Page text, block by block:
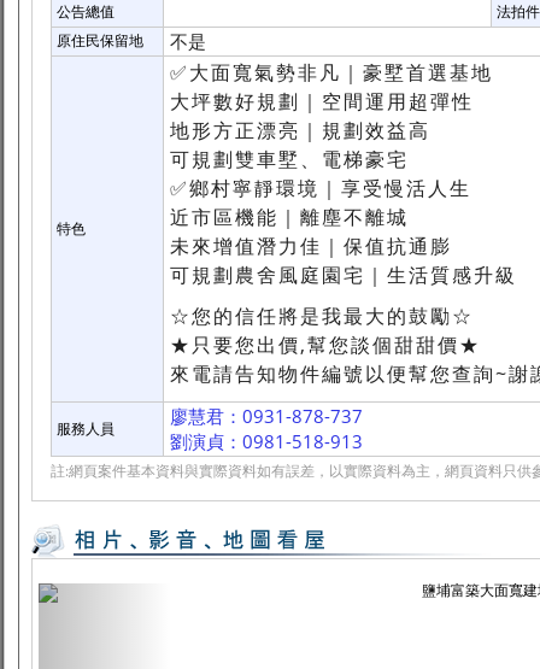
公告總值
法拍件
原住民保留地
不是
特色
✅大面寬氣勢非凡｜豪墅首選基地
大坪數好規劃｜空間運用超彈性
地形方正漂亮｜規劃效益高
可規劃雙車墅、電梯豪宅
✅鄉村寧靜環境｜享受慢活人生
近市區機能｜離塵不離城
未來增值潛力佳｜保值抗通膨
可規劃農舍風庭園宅｜生活質感升級
☆您的信任將是我最大的鼓勵☆
★只要您出價,幫您談個甜甜價★
來電請告知物件編號以便幫您查詢~謝
服務人員
廖慧君：0931-878-737
劉演貞：0981-518-913
註:網頁案件基本資料與實際資料如有誤差，以實際資料為主，網頁資料只供